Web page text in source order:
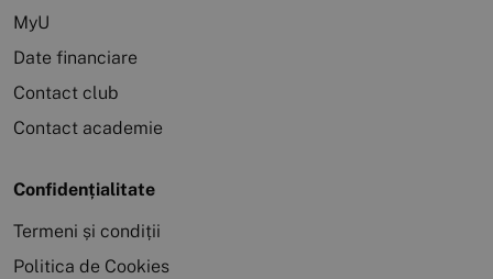
MyU
Date financiare
Contact club
Contact academie
Confidențialitate
Termeni și condiții
Politica de Cookies